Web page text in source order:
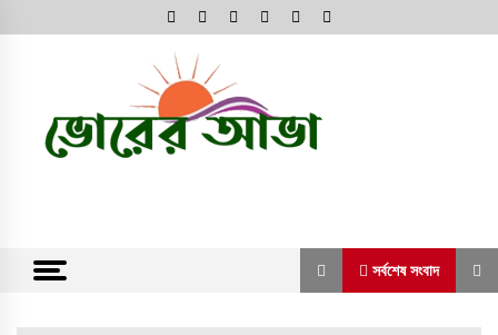
to
সর্বশেষ সংবাদ